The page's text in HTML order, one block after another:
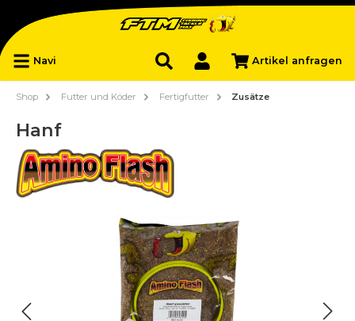
Navi Artikel anfragen
Shop Futter und Köder Fertigfutter Zusätze
Hanf